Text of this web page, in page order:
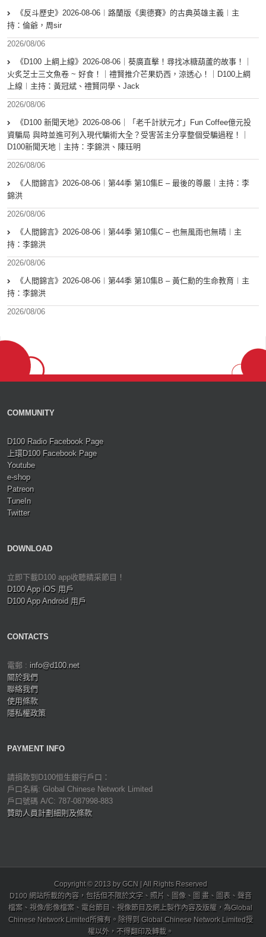
《反斗歷史》2026-08-06︱路蘭版《奧德賽》的古典英雄主義︱主
持：倫爺，周sir
2026/08/06
《D100 上綱上線》2026-08-06｜葵廣直擊！尋找冰糖葫蘆的故事！｜
火炙芝士三文魚卷 ~ 好食！｜禮賢推介芒果奶西，涼透心！｜D100上綱
上線︱主持：黃冠斌、禮賢同學、Jack
2026/08/06
《D100 新聞天地》2026-08-06｜「老千計狀元才」Fun Coffee億元投
資騙局 與時並進可列入現代騙術大全？受害苦主分享整個受騙過程！｜
D100新聞天地｜主持：李錦洪、陳珏明
2026/08/06
《人間錦言》2026-08-06︱第44季 第10集E – 最後的尊嚴︱主持：李
錦洪
2026/08/06
《人間錦言》2026-08-06︱第44季 第10集C – 也無風雨也無晴︱主
持：李錦洪
2026/08/06
《人間錦言》2026-08-06︱第44季 第10集B – 黃仁勳的生命教育︱主
持：李錦洪
2026/08/06
COMMUNITY
D100 Radio Facebook Page
上環D100 Facebook Page
Youtube
e-shop
Patreon
TuneIn
Twitter
DOWNLOAD
立即下載D100 app收聽精采節目！
D100 App iOS 用戶
D100 App Android 用戶
CONTACTS
電郵 : info@d100.net
關於我們
聯絡我們
使用條款
隱私權政策
PAYMENT INFO
請捐款到D100恒生銀行戶口：
戶口名稱: Global Chinese Network Limited
戶口號碼 A/C: 787-087998-883
贊助人員計劃細則及條款
Copyright © 2013 by GCN | All Rights Reserved
D100 網站所載的內容，包括但不限於文字、照片、圖像、圖 畫、圖表、聲音
檔案、視像/影像檔案、電台節目、視像節目及網上製作內容及版權，為Global
Chinese Network Limited所擁有。除得到 Global Chinese Network Limited授
權以外，不得翻印及轉載。